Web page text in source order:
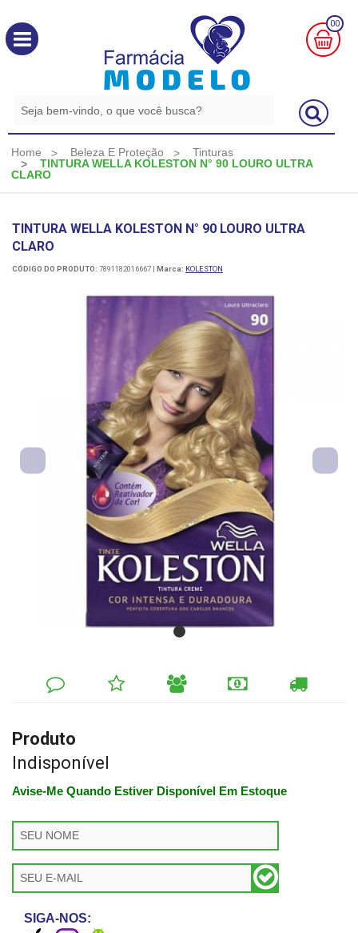
00
0,00
Home Beleza E Proteção
Tinturas
TINTURA WELLA KOLESTON N° 90 LOURO ULTRA
CLARO
TINTURA WELLA KOLESTON N° 90 LOURO ULTRA
CLARO
CÓDIGO DO PRODUTO: 7891182016667 | Marca: KOLESTON
DEIXE
COMENTÁRIO
MINHA
LISTA
INDIQUE
FORMAS
CALCULAR
FRETE
Produto
Indisponível
Avise-Me Quando Estiver Disponível Em Estoque
SIGA-NOS: